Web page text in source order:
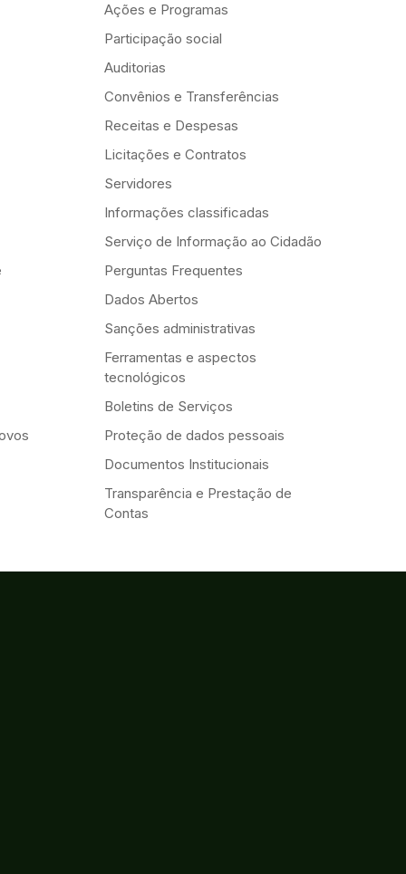
Ações e Programas
Participação social
Auditorias
Convênios e Transferências
Receitas e Despesas
Licitações e Contratos
Servidores
Informações classificadas
Serviço de Informação ao Cidadão
Perguntas Frequentes
Dados Abertos
Sanções administrativas
Ferramentas e aspectos
tecnológicos
Boletins de Serviços
Proteção de dados pessoais
Documentos Institucionais
Transparência e Prestação de
Contas